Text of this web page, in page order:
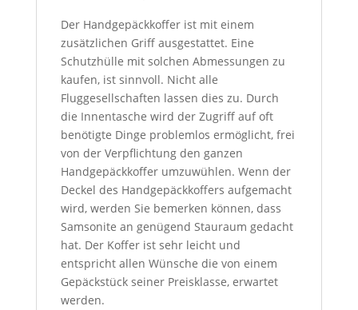
Der Handgepäckkoffer ist mit einem
zusätzlichen Griff ausgestattet. Eine
Schutzhülle mit solchen Abmessungen zu
kaufen, ist sinnvoll. Nicht alle
Fluggesellschaften lassen dies zu. Durch
die Innentasche wird der Zugriff auf oft
benötigte Dinge problemlos ermöglicht, frei
von der Verpflichtung den ganzen
Handgepäckkoffer umzuwühlen. Wenn der
Deckel des Handgepäckkoffers aufgemacht
wird, werden Sie bemerken können, dass
Samsonite an genügend Stauraum gedacht
hat. Der Koffer ist sehr leicht und
entspricht allen Wünsche die von einem
Gepäckstück seiner Preisklasse, erwartet
werden.